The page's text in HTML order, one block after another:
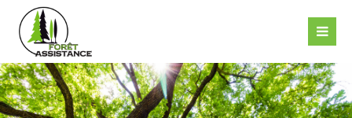
Malheureusement l'élément "offcanvas-col1" n'existe
pas.
Malheureusement l'élément "offcanvas-col2" n'existe